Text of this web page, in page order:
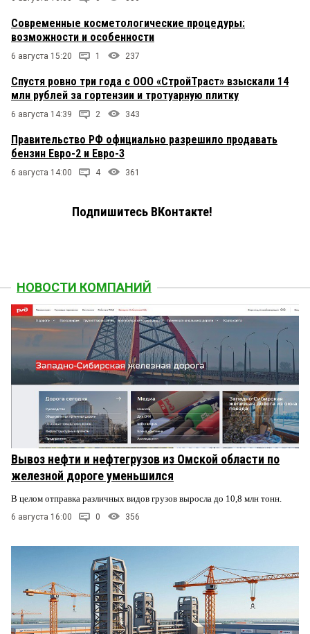
Современные косметологические процедуры:
возможности и особенности
6 августа 15:20 1 237
Спустя ровно три года с ООО «СтройТраст» взыскали 14
млн рублей за гортензии и тротуарную плитку
6 августа 14:39 2 343
Правительство РФ официально разрешило продавать
бензин Евро-2 и Евро-3
6 августа 14:00 4 361
Подпишитесь ВКонтакте!
НОВОСТИ КОМПАНИЙ
Вывоз нефти и нефтегрузов из Омской области по
железной дороге уменьшился
В целом отправка различных видов грузов выросла до 10,8 млн тонн.
6 августа 16:00 0 356